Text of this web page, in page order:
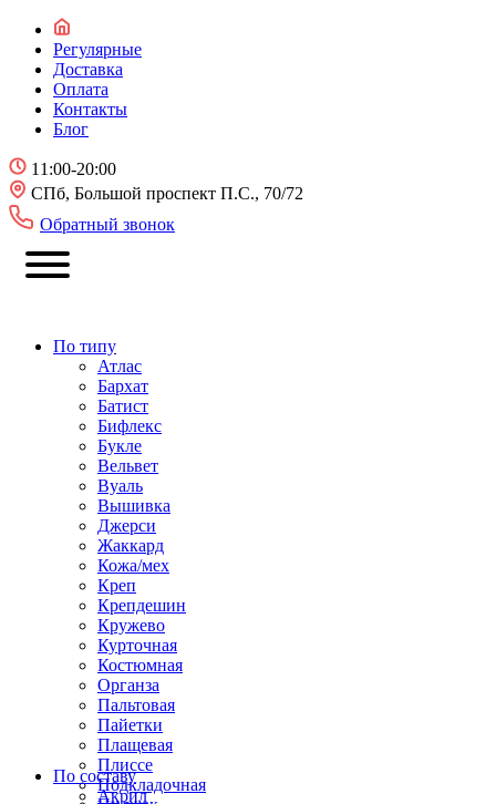
Регулярные
Доставка
Оплата
Контакты
Блог
11:00-20:00
СПб, Большой проспект П.С., 70/72
Обратный звонок
По типу
Атлас
Бархат
Батист
Бифлекс
Букле
Вельвет
Вуаль
Вышивка
Джерси
Жаккард
Кожа/мех
Креп
Крепдешин
Кружево
Курточная
Костюмная
Органза
Пальтовая
Пайетки
Плащевая
Плиссе
Подкладочная
По составу
Акрил